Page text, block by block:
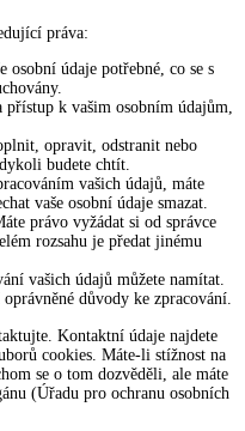
práva:
osobní údaje potřebné, co se s
k vašim osobním údajům,
opravit, odstranit nebo
budete chtít.
vašich údajů, máte
vaše osobní údaje smazat.
právo vyžádat si od správce
rozsahu je předat jinému
vašich údajů můžete namítat.
důvody ke zpracování.
Kontaktní údaje najdete
cookies. Máte-li stížnost na
se o tom dozvěděli, ale máte
(Úřadu pro ochranu osobních